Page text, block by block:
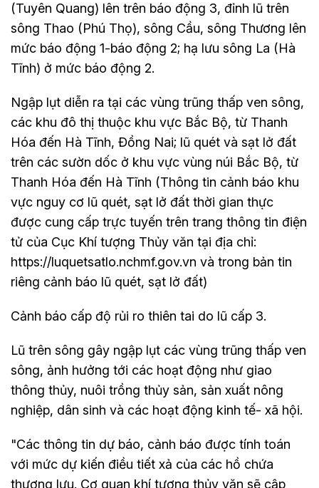
(Tuyên Quang) lên trên báo động 3, đỉnh lũ trên
sông Thao (Phú Thọ), sông Cầu, sông Thương lên
mức báo động 1-báo động 2; hạ lưu sông La (Hà
Tĩnh) ở mức báo động 2.
Ngập lụt diễn ra tại các vùng trũng thấp ven sông,
các khu đô thị thuộc khu vực Bắc Bộ, từ Thanh
Hóa đến Hà Tĩnh, Đồng Nai; lũ quét và sạt lở đất
trên các sườn dốc ở khu vực vùng núi Bắc Bộ, từ
Thanh Hóa đến Hà Tĩnh (Thông tin cảnh báo khu
vực nguy cơ lũ quét, sạt lở đất thời gian thực
được cung cấp trực tuyến trên trang thông tin điện
tử của Cục Khí tượng Thủy văn tại địa chỉ:
https://luquetsatlo.nchmf.gov.vn và trong bản tin
riêng cảnh báo lũ quét, sạt lở đất)
Cảnh báo cấp độ rủi ro thiên tai do lũ cấp 3.
Lũ trên sông gây ngập lụt các vùng trũng thấp ven
sông, ảnh hưởng tới các hoạt động như giao
thông thủy, nuôi trồng thủy sản, sản xuất nông
nghiệp, dân sinh và các hoạt động kinh tế- xã hội.
"Các thông tin dự báo, cảnh báo được tính toán
với mức dự kiến điều tiết xả của các hồ chứa
thượng lưu. Cơ quan khí tượng thủy văn sẽ cập